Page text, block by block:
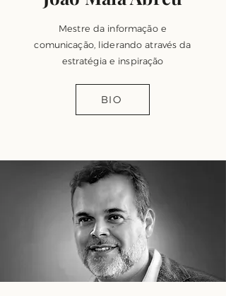
Mestre da informação e
comunicação, liderando através da
estratégia e inspiração
BIO